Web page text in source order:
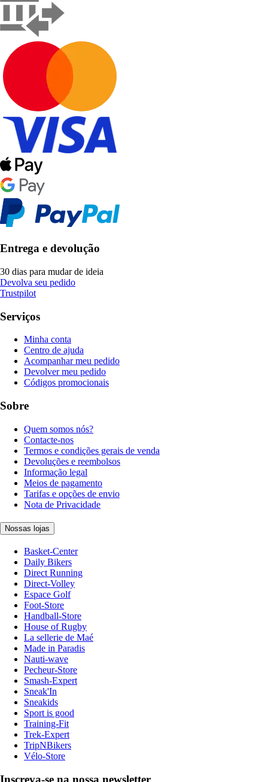
Entrega e devolução
30 dias para mudar de ideia
Devolva seu pedido
Trustpilot
Serviços
Minha conta
Centro de ajuda
Acompanhar meu pedido
Devolver meu pedido
Códigos promocionais
Sobre
Quem somos nós?
Contacte-nos
Termos e condições gerais de venda
Devoluções e reembolsos
Informação legal
Meios de pagamento
Tarifas e opções de envio
Nota de Privacidade
Nossas lojas
Basket-Center
Daily Bikers
Direct Running
Direct-Volley
Espace Golf
Foot-Store
Handball-Store
House of Rugby
La sellerie de Maé
Made in Paradis
Nauti-wave
Pecheur-Store
Smash-Expert
Sneak'In
Sneakids
Sport is good
Training-Fit
Trek-Expert
TripNBikers
Vélo-Store
Inscreva-se na nossa newsletter